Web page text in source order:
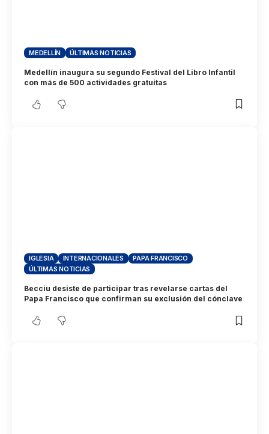
MEDELLÍN ÚLTIMAS NOTICIAS
Medellín inaugura su segundo Festival del Libro Infantil
con más de 500 actividades gratuitas
IGLESIA INTERNACIONALES
PAPA FRANCISCO
ÚLTIMAS NOTICIAS
Becciu desiste de participar tras revelarse cartas del
Papa Francisco que confirman su exclusión del cónclave